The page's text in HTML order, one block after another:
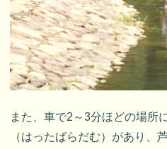
また、車で2～3分ほどの場所
（はったばらだむ）があり、